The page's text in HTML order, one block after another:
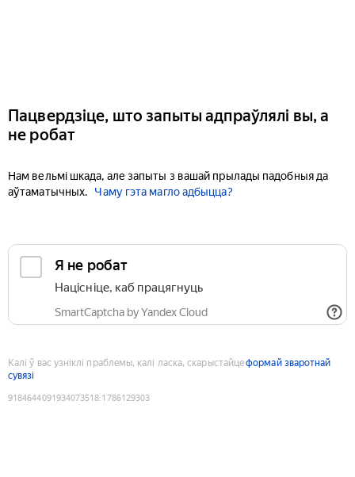
Пацвердзіце, што запыты адпраўлялі вы, а
не робат
Нам вельмі шкада, але запыты з вашай прылады падобныя да
аўтаматычных.
Чаму гэта магло адбыцца?
Я не робат
Націсніце, каб працягнуць
SmartCaptcha by Yandex Cloud
Калі ў вас узніклі праблемы, калі ласка, скарыстайцеформай зваротнай
сувязі
9184644091934073518:1786129303